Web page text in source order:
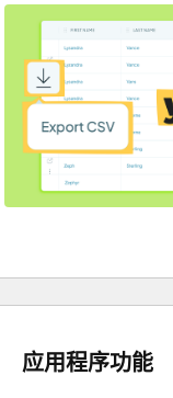
应用程序功能